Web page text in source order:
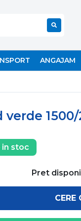
ANGAJAM
verde
in stoc
Pret
CERE